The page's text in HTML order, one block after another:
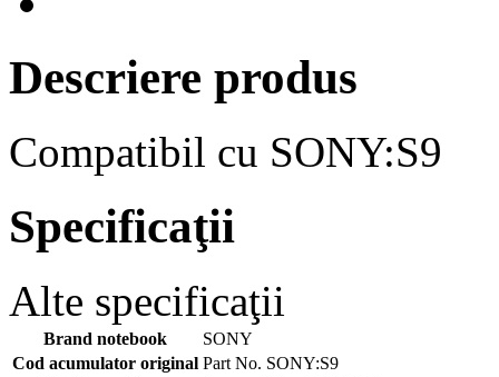
Descriere produs
Compatibil cu SONY:S9
Specificaţii
Alte specificaţii
Brand notebook
SONY
Cod acumulator original Part No. SONY:S9